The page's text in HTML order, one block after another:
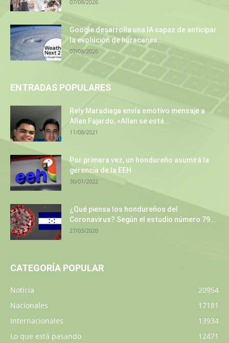
07/08/2026
Google desarrolla una IA capaz de anticipar
la evolución de huracanes...
07/08/2026
ENTRADAS POPULARES
Rely Maradiaga envía emotivo mensaje a
Allan Fajardo, «Allan se está...
11/08/2021
Por primera vez, un hondureño asumirá la
gerencia de la EEH
30/01/2022
¿Qué piensa los hondureños del
Coronavirus? Según el estudio número 79...
27/03/2020
CATEGORÍA POPULAR
Noticia
20954
Nacionales
17181
Internacionales
13934
Lo que está pasando
12471